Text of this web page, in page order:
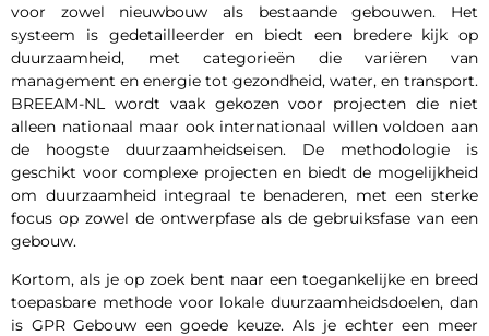
voor zowel nieuwbouw als bestaande gebouwen. Het
systeem is gedetailleerder en biedt een bredere kijk op
duurzaamheid, met categorieën die variëren van
management en energie tot gezondheid, water, en transport.
BREEAM-NL wordt vaak gekozen voor projecten die niet
alleen nationaal maar ook internationaal willen voldoen aan
de hoogste duurzaamheidseisen. De methodologie is
geschikt voor complexe projecten en biedt de mogelijkheid
om duurzaamheid integraal te benaderen, met een sterke
focus op zowel de ontwerpfase als de gebruiksfase van een
gebouw.
Kortom, als je op zoek bent naar een toegankelijke en breed
toepasbare methode voor lokale duurzaamheidsdoelen, dan
is GPR Gebouw een goede keuze. Als je echter een meer